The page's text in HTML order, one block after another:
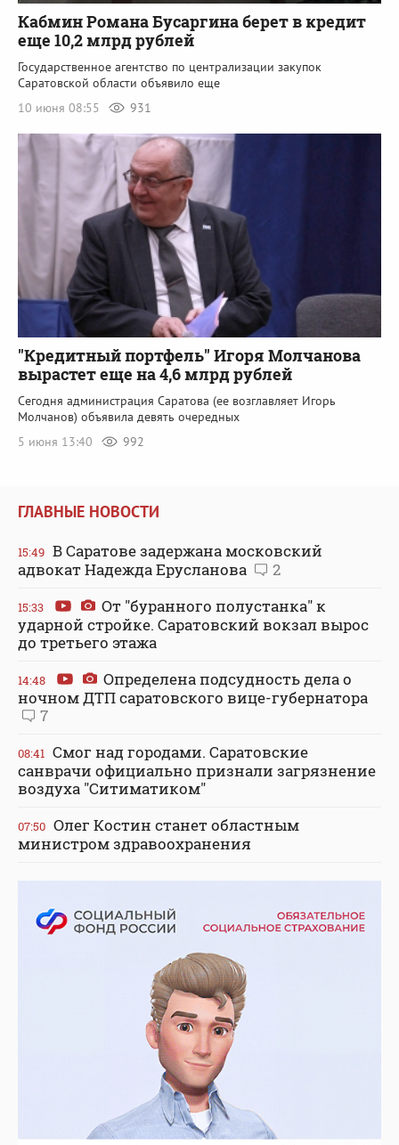
Кабмин Романа Бусаргина берет в кредит
еще 10,2 млрд рублей
Государственное агентство по централизации закупок
Саратовской области объявило еще
10 июня 08:55
931
"Кредитный портфель" Игоря Молчанова
вырастет еще на 4,6 млрд рублей
Сегодня администрация Саратова (ее возглавляет Игорь
Молчанов) объявила девять очередных
5 июня 13:40
992
ГЛАВНЫЕ НОВОСТИ
15:49 В Саратове задержана московский
адвокат Надежда Ерусланова
2
15:33
От "буранного полустанка" к
ударной стройке. Саратовский вокзал вырос
до третьего этажа
14:48
Определена подсудность дела о
ночном ДТП саратовского вице-губернатора
7
08:41 Смог над городами. Саратовские
санврачи официально признали загрязнение
воздуха "Ситиматиком"
07:50 Олег Костин станет областным
министром здравоохранения